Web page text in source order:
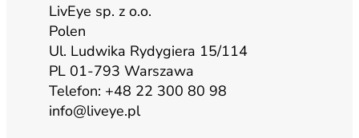
LivEye sp. z o.o.
Polen
Ul. Ludwika Rydygiera 15/114
PL 01-793 Warszawa
Telefon: +48 22 300 80 98
info@liveye.pl